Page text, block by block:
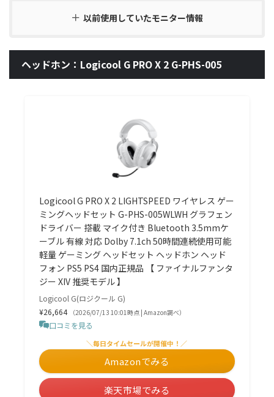
以前使用していたモニター情報
ヘッドホン：Logicool G PRO X 2 G-PHS-005
Logicool G PRO X 2 LIGHTSPEED ワイヤレス ゲー
ミングヘッドセット G-PHS-005WLWH グラフェン
ドライバー 搭載 マイク付き Bluetooth 3.5mmケ
ーブル 有線 対応 Dolby 7.1ch 50時間連続使用可能
軽量 ゲーミング ヘッドセット ヘッドホン ヘッド
フォン PS5 PS4 国内正規品 【 ファイナルファンタ
ジー XIV 推奨モデル 】
Logicool G(ロジクール G)
¥26,664 （2026/07/13 10:01時点 | Amazon調べ）
口コミを見る
＼毎日タイムセールが開催中！／
Amazonでみる
楽天市場でみる